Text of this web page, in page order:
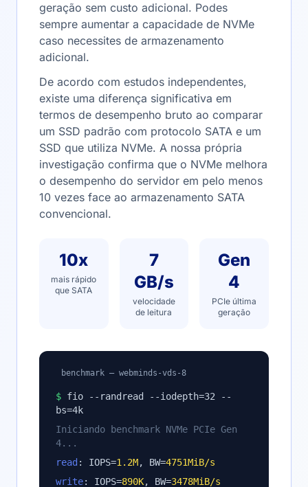
geração sem custo adicional. Podes
sempre aumentar a capacidade de NVMe
caso necessites de armazenamento
adicional.
De acordo com estudos independentes,
existe uma diferença significativa em
termos de desempenho bruto ao comparar
um SSD padrão com protocolo SATA e um
SSD que utiliza NVMe. A nossa própria
investigação confirma que o NVMe melhora
o desempenho do servidor em pelo menos
10 vezes face ao armazenamento SATA
convencional.
10x
mais rápido
que SATA
7
GB/s
velocidade
de leitura
Gen
4
PCIe última
geração
benchmark — webminds-vds-8
$ fio --randread --iodepth=32 --
bs=4k
Iniciando benchmark NVMe PCIe Gen
4...
read : IOPS=1.2M, BW=4751MiB/s
write: IOPS=890K, BW=3478MiB/s